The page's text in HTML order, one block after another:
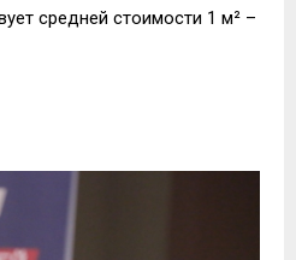
средней стоимости 1 м² –